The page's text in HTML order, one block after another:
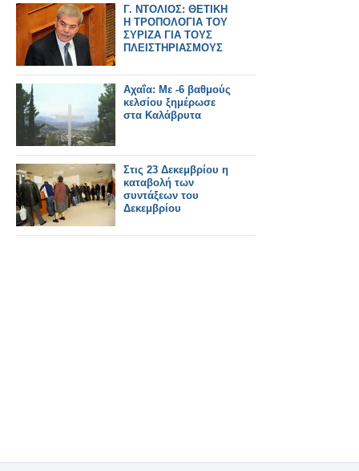
Γ. ΝΤΟΛΙΟΣ: ΘΕΤΙΚΗ
Η ΤΡΟΠΟΛΟΓΙΑ ΤΟΥ
ΣΥΡΙΖΑ ΓΙΑ ΤΟΥΣ
ΠΛΕΙΣΤΗΡΙΑΣΜΟΥΣ
Αχαΐα: Με -6 βαθμούς
κελσίου ξημέρωσε
στα Καλάβρυτα
Στις 23 Δεκεμβρίου η
καταβολή των
συντάξεων του
Δεκεμβρίου